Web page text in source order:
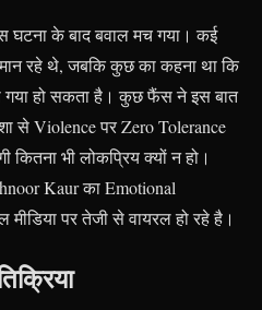
घटना के बाद बवाल मच गया। कई
रहे थे, जबकि कुछ का कहना था कि
गया हो सकता है। कुछ फैंस ने इस बात
से Violence पर Zero Tolerance
कितना भी लोकप्रिय क्यों न हो।
Kaur का Emotional
पर तेजी से वायरल हो रहे है।